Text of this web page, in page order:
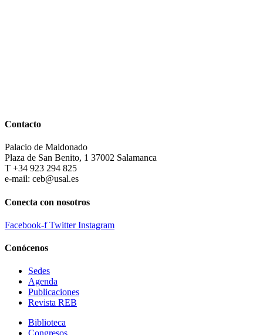
Contacto
Palacio de Maldonado
Plaza de San Benito, 1 37002 Salamanca
T +34 923 294 825
e-mail: ceb@usal.es
Conecta con nosotros
Facebook-f Twitter Instagram
Conócenos
Sedes
Agenda
Publicaciones
Revista REB
Biblioteca